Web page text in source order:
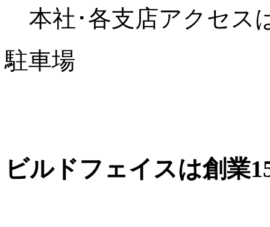
本社･各支店アクセス
駐車場
ビルドフェイスは創業